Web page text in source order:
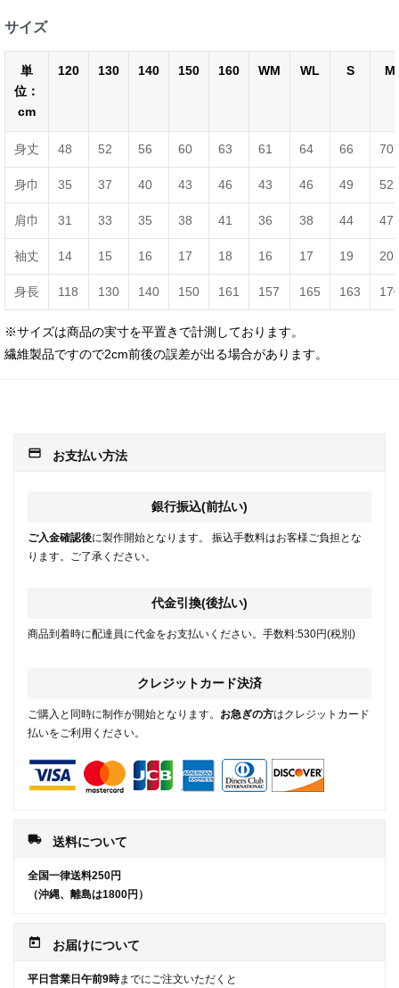
サイズ
単
位：
cm
120 130 140 150 160 WM WL S M
身丈 48 52 56 60 63 61 64 66 70
身巾 35 37 40 43 46 43 46 49 52
肩巾 31 33 35 38 41 36 38 44 47
袖丈 14 15 16 17 18 16 17 19 20
身長 118 130 140 150 161 157 165 163
※サイズは商品の実寸を平置きで計測しております。
繊維製品ですので2cm前後の誤差が出る場合があります。
payment お支払い方法
銀行振込(前払い)
ご入金確認後に製作開始となります。 振込手数料はお客様ご負担とな
ります。ご了承ください。
代金引換(後払い)
商品到着時に配達員に代金をお支払いください。手数料:530円(税別)
クレジットカード決済
ご購入と同時に制作が開始となります。 お急ぎの方はクレジットカード
払いをご利用ください。
local_shipping 送料について
全国一律送料250円
（沖縄、離島は1800円）
today お届けについて
平日営業日午前9時までにご注文いただくと